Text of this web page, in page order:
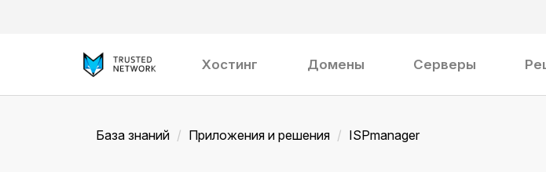
Хостинг Домены Серверы
База знаний Приложения и решения ISPmanager